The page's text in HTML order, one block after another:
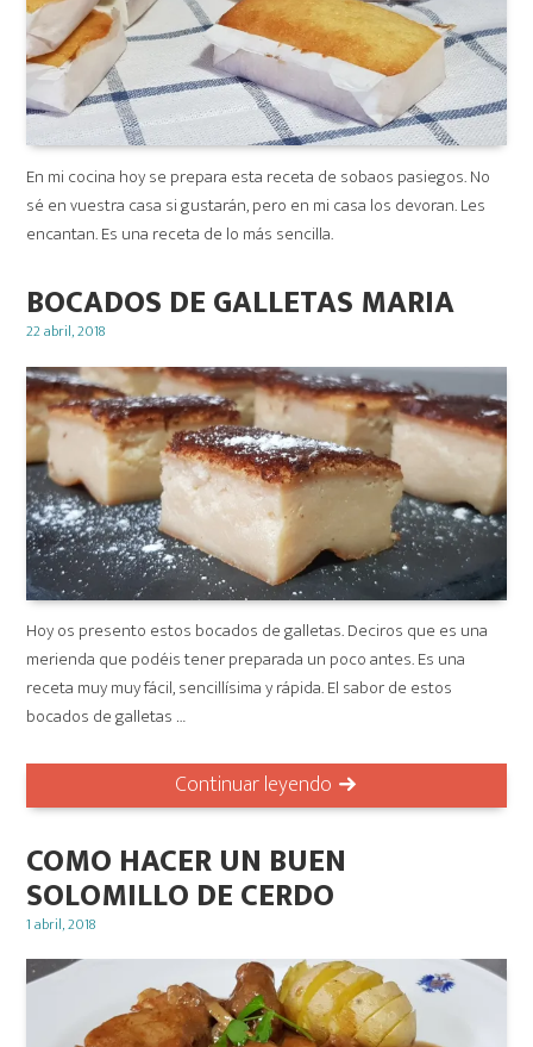
En mi cocina hoy se prepara esta receta de sobaos pasiegos. No
sé en vuestra casa si gustarán, pero en mi casa los devoran. Les
encantan. Es una receta de lo más sencilla.
BOCADOS DE GALLETAS MARIA
Posted
22 abril, 2018
Hoy os presento estos bocados de galletas. Deciros que es una
merienda que podéis tener preparada un poco antes. Es una
receta muy muy fácil, sencillísima y rápida. El sabor de estos
bocados de galletas …
Continuar leyendo
COMO HACER UN BUEN
SOLOMILLO DE CERDO
Posted
1 abril, 2018